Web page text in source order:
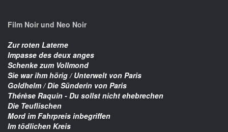
Film Noir und Neo Noir
Zur roten Laterne
Impasse des deux anges
Schenke zum Vollmond
Sie war ihm hörig / Unterwelt von Paris
Goldhelm / Die Sünderin von Paris
Thérèse Raquin - Du sollst nicht ehebrechen
Die Teuflischen
Mord im Fahrpreis inbegriffen
Im tödlichen Kreis